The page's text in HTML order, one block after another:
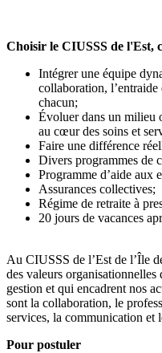
Choisir le CIUSSS de l'Est,
Intégrer une équipe
collaboration, l’entraide
chacun;
Évoluer dans un milieu
au cœur des soins et
Faire une différence
Divers programmes de
Programme d’aide aux
Assurances collectives;
Régime de retraite à
20 jours de vacances
Au CIUSSS de l’Est de l’Île
des valeurs
gestion et qui encadrent nos
sont la collaboration, le
services, la communication et
Pour postuler